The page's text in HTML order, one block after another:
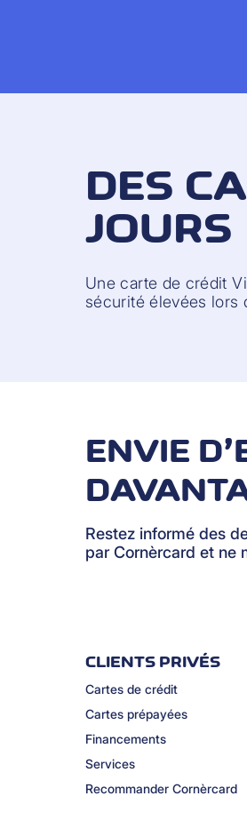
DES
JOURS
Une carte de crédit
sécurité élevées lors
ENVIE
Restez informé des
par Cornèrcard et ne
CLIENTS PRIVÉS
Cartes de crédit
Cartes prépayées
Financements
Services
Recommander Cornèrcard